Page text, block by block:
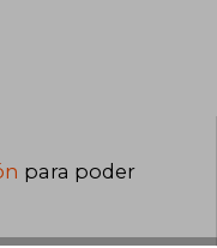
para poder